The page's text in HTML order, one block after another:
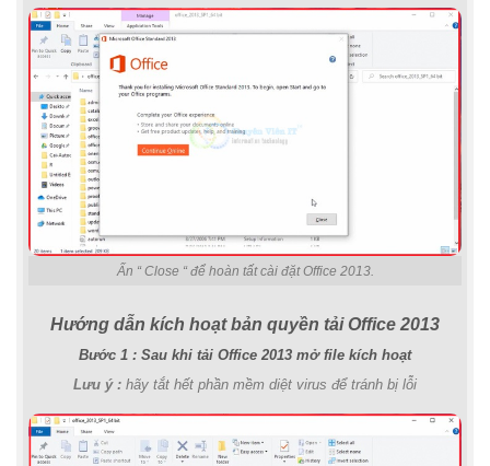
Ấn “ Close “ để hoàn tất cài đặt Office 2013.
Hướng dẫn kích hoạt bản quyền tải Office 2013
Bước 1 : Sau khi tải Office 2013 mở file kích hoạt
Lưu ý : hãy tắt hết phần mềm diệt virus để tránh bị lỗi